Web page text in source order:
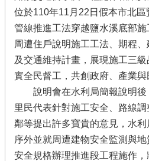
位於110年11月22日假本市北
管線推進工法穿越鹽水溪底部
周遭住戶說明施工工法、期程
及交通維持計畫，展現施工三
實全民督工，共創政府、產業與
說明會在水利局簡報說明後
里民代表針對施工安全、路線
鄰等提出許多寶貴的意見，水
序外並就周遭建物安全監測與
安全規格辦理推進段工程施作